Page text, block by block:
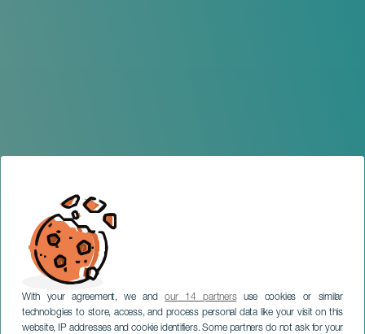
With your agreement, we andour 14 partnersuse cookies or similar
technologies to store, access, and process personal data like your visit on this
website, IP addresses and cookie identifiers. Some partners do not ask for your